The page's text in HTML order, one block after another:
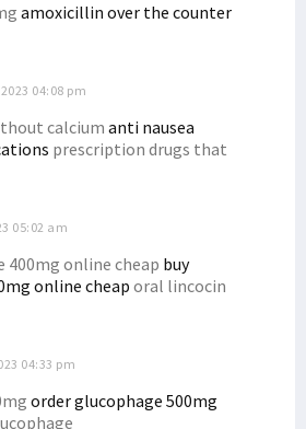
amoxicillin over the counter
04:08 pm
calciumanti nausea
prescription drugs that
05:02 am
400mg online cheap buy
online cheap oral lincocin
04:33 pm
order glucophage 500mg